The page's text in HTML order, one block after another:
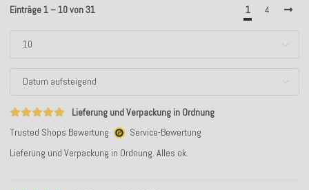
Einträge 1 – 10 von 31 1 4
Lieferung und Verpackung in Ordnung
Trusted Shops Bewertung
Service-Bewertung
Lieferung und Verpackung in Ordnung. Alles ok.